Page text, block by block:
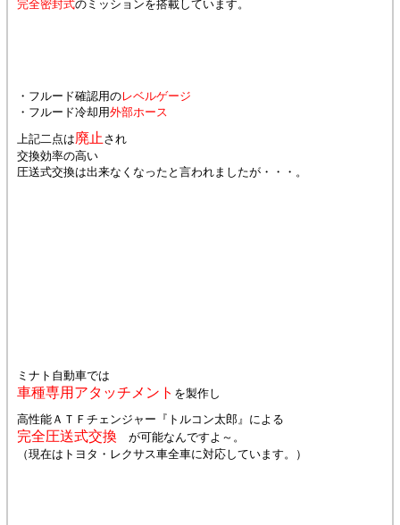
完全密封式のミッションを搭載しています。
・フルード確認用のレベルゲージ
・フルード冷却用外部ホース
上記二点は廃止 され
交換効率の高い
圧送式交換は出来なくなったと言われましたが・・・。
ミナト自動車では
車種専用アタッチメント を製作し
高性能ＡＴＦチェンジャー『トルコン太郎』による
完全圧送式交換 が可能なんですよ～。
（現在はトヨタ・レクサス車全車に対応しています。）